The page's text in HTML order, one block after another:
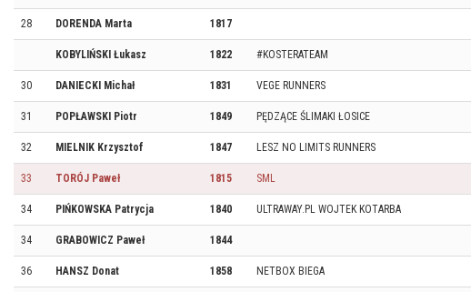
28 DORENDA Marta 1817
KOBYLIŃSKI Łukasz 1822 #KOSTERATEAM
30 DANIECKI Michał 1831 VEGE RUNNERS
31 POPŁAWSKI Piotr 1849 PĘDZĄCE ŚLIMAKI ŁOSICE
32 MIELNIK Krzysztof 1847 LESZ NO LIMITS RUNNERS
33 TORÓJ Paweł 1815 SML
34 PIŃKOWSKA Patrycja 1840 ULTRAWAY.PL WOJTEK KOTARBA
34 GRABOWICZ Paweł 1844
36 HANSZ Donat 1858 NETBOX BIEGA